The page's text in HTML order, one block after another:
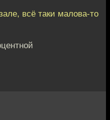
всё таки малова-то